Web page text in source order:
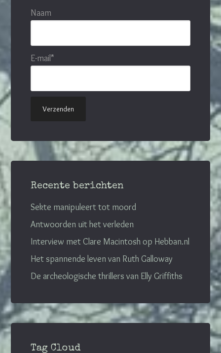
Naam
E-mail*
Recente berichten
Sekte manipuleert tot moord
Antwoorden uit het verleden
Interview met Clare Macintosh op Hebban.nl
Het spannende leven van Ruth Galloway
De archeologische thrillers van Elly Griffiths
Tag Cloud